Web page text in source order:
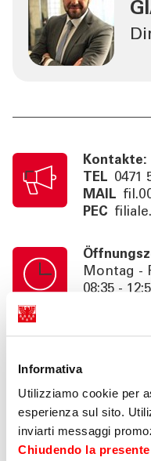
Informativa
Utilizziamo cookie per
esperienza sul sito.
inviarti messaggi
Chiudendo la
Kontakte:
TEL 0471
MAIL
PEC
Montag -
08:35 -
Beratung
16:00).